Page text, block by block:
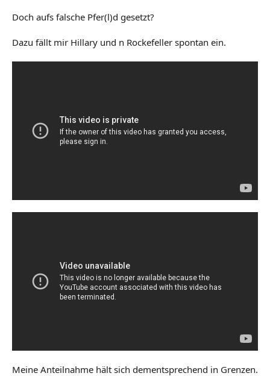
Doch aufs falsche Pfer(l)d gesetzt?
Dazu fällt mir Hillary und n Rockefeller spontan ein.
Meine Anteilnahme hält sich dementsprechend in Grenzen.